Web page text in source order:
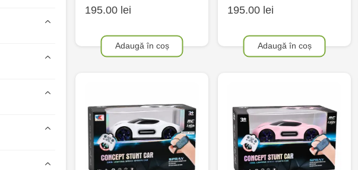
195.00 lei
Adaugă în coș
195.00 lei
Adaugă în coș